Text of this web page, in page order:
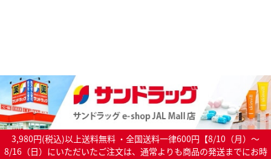
3,980円(税込)以上送料無料 ・全国送料一律600円【8/10（月）～
8/16（日）にいただいたご注文は、通常よりも商品の発送までにお時